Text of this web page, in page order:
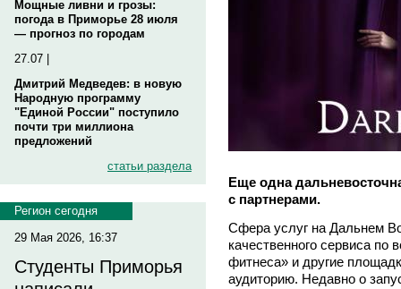
Мощные ливни и грозы:
погода в Приморье 28 июля
— прогноз по городам
27.07 |
Дмитрий Медведев: в новую
Народную программу
"Единой России" поступило
почти три миллиона
предложений
статьи раздела
Регион сегодня
29 Мая 2026, 16:37
Студенты Приморья
Еще одна
с партнерами.
Сфера услуг на Дальнем
качественного сервиса по
фитнеса» и другие
аудиторию. Недавно о